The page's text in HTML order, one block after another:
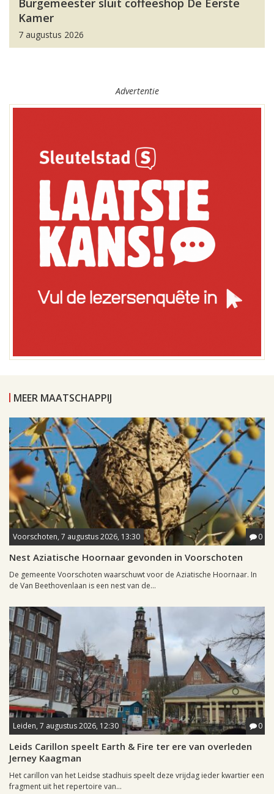
Burgemeester sluit coffeeshop De Eerste
Kamer
7 augustus 2026
Advertentie
MEER MAATSCHAPPIJ
Voorschoten, 7 augustus 2026, 13:30 0
Nest Aziatische Hoornaar gevonden in Voorschoten
De gemeente Voorschoten waarschuwt voor de Aziatische Hoornaar. In
de Van Beethovenlaan is een nest van de...
Leiden, 7 augustus 2026, 12:30 0
Leids Carillon speelt Earth & Fire ter ere van overleden
Jerney Kaagman
Het carillon van het Leidse stadhuis speelt deze vrijdag ieder kwartier een
fragment uit het repertoire van...